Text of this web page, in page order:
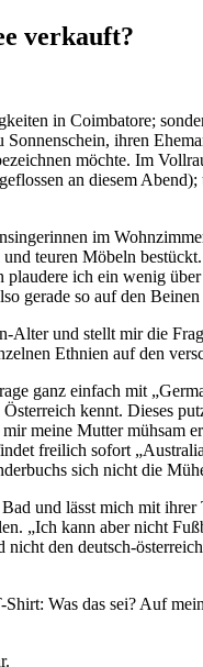
verkauft?
in Coimbatore;
Sonnenschein, ihren
möchte. Im
an diesem
im
teuren Möbeln
ich ein wenig
gerade so auf den Beinen
Alter und stellt mir die
Ethnien auf den
ganz einfach mit
kennt. Dieses
meine Mutter mühsam
freilich sofort
sich nicht die
und lässt mich mit
„Ich kann aber nicht
den deutsch-
Was das sei? Auf